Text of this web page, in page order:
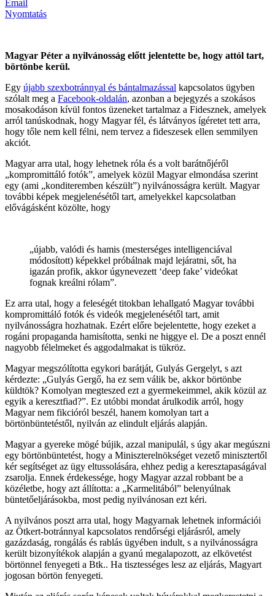
Email
Nyomtatás
Magyar Péter a nyilvánosság előtt jelentette be, hogy attól tart,
börtönbe kerül.
Egy újabb szexbotránnyal és bántalmazással kapcsolatos ügyben
szólalt meg a Facebook-oldalán, azonban a bejegyzés a szokásos
mosakodáson kívül fontos üzeneket tartalmaz a Fidesznek, amelyek
arról tanúskodnak, hogy Magyar fél, és látványos ígéretet tett arra,
hogy tőle nem kell félni, nem tervez a fideszesek ellen semmilyen
akciót.
Magyar arra utal, hogy lehetnek róla és a volt barátnőjéről
„kompromittáló fotók”, amelyek közül Magyar elmondása szerint
egy (ami „konditeremben készült”) nyilvánosságra került. Magyar
további képek megjelenésétől tart, amelyekkel kapcsolatban
elővágásként közölte, hogy
„újabb, valódi és hamis (mesterséges intelligenciával
módosított) képekkel próbálnak majd lejáratni, sőt, ha
igazán profik, akkor úgynevezett ‘deep fake’ videókat
fognak kreálni rólam”.
Ez arra utal, hogy a feleségét titokban lehallgató Magyar további
kompromittáló fotók és videók megjelenésétől tart, amit
nyilvánosságra hozhatnak. Ezért előre bejelentette, hogy ezeket a
rogáni propaganda hamisította, senki ne higgye el. De a poszt ennél
nagyobb félelmeket és aggodalmakat is tükröz.
Magyar megszólította egykori barátját, Gulyás Gergelyt, s azt
kérdezte: „Gulyás Gergő, ha ez sem válik be, akkor börtönbe
küldtök? Komolyan megteszed ezt a gyermekeimmel, akik közül az
egyik a keresztfiad?”. Ez utóbbi mondat árulkodik arról, hogy
Magyar nem fikcióról beszél, hanem komolyan tart a
börtönbüntetéstől, nyilván az elindult eljárás alapján.
Magyar a gyereke mögé bújik, azzal manipulál, s úgy akar megúszni
egy börtönbüntetést, hogy a Miniszterelnökséget vezető minisztertől
kér segítséget az ügy eltussolására, ehhez pedig a keresztapaságával
zsarolja. Ennek érdekessége, hogy Magyar azzal robbant be a
közéletbe, hogy azt állította: a „Karmelitából” belenyúlnak
büntetőeljárásokba, most pedig nyilvánosan ezt kéri.
A nyilvános poszt arra utal, hogy Magyarnak lehetnek információi
az Ötkert-botránnyal kapcsolatos rendőrségi eljárásról, amely
gazázdaság, rongálás és rablás ügyében indult, s a nyilvánosságra
került bizonyítékok alapján a gyanú megalapozott, az elkövetést
börtönnel fenyegeti a Btk.. Ha tisztességes lesz az eljárás, Magyart
jogosan börtön fenyegeti.